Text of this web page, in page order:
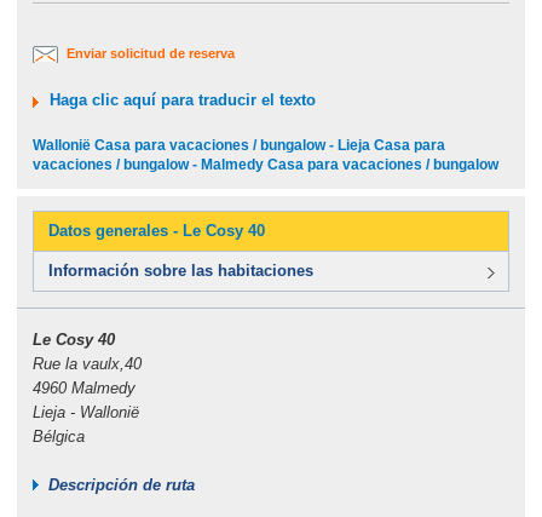
Enviar solicitud de reserva
Haga clic aquí para traducir el texto
Wallonië Casa para vacaciones / bungalow - Lieja Casa para
vacaciones / bungalow - Malmedy Casa para vacaciones / bungalow
Datos generales - Le Cosy 40
Información sobre las habitaciones
Le Cosy 40
Rue la vaulx,40
4960 Malmedy
Lieja - Wallonië
Bélgica
Descripción de ruta